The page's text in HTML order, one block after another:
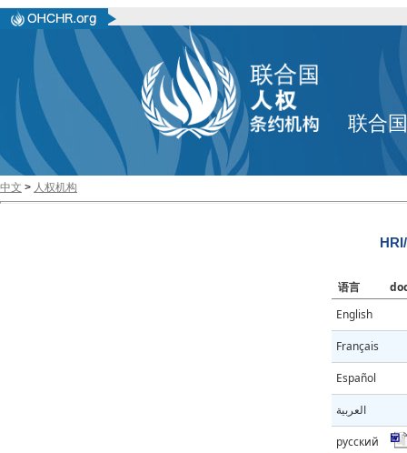
联合
中文 > 人权机构
语言
English
Français
Español
العربية
русский